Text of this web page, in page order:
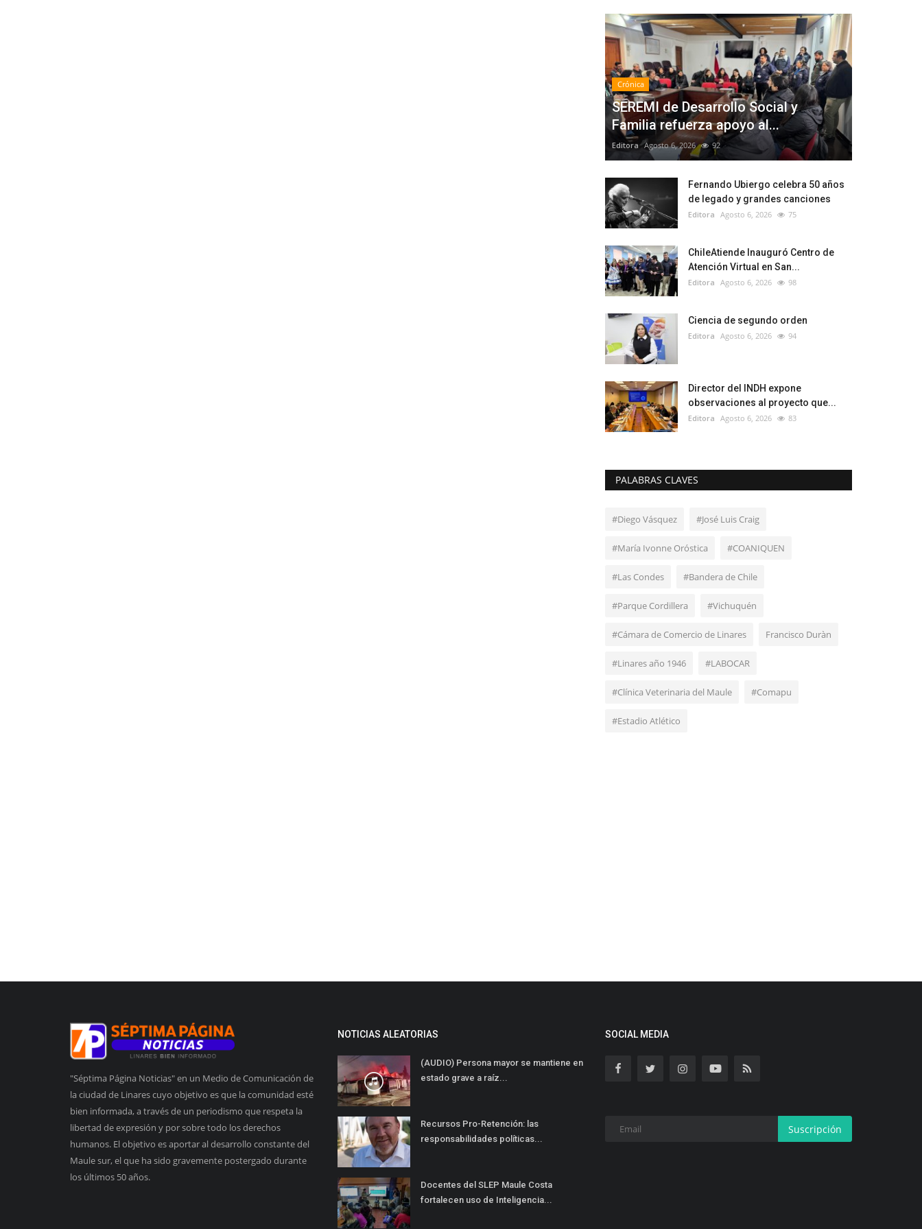
Crónica
SEREMI de Desarrollo Social y
Familia refuerza apoyo al...
Editora Agosto 6, 2026 92
Fernando Ubiergo celebra 50 años
de legado y grandes canciones
Editora Agosto 6, 2026 75
ChileAtiende Inauguró Centro de
Atención Virtual en San...
Editora Agosto 6, 2026 98
Ciencia de segundo orden
Editora Agosto 6, 2026 94
Director del INDH expone
observaciones al proyecto que...
Editora Agosto 6, 2026 83
PALABRAS CLAVES
#Diego Vásquez #José Luis Craig
#María Ivonne Oróstica #COANIQUEN
#Las Condes #Bandera de Chile
#Parque Cordillera #Vichuquén
#Cámara de Comercio de Linares Francisco Duràn
#Linares año 1946 #LABOCAR
#Clínica Veterinaria del Maule #Comapu
#Estadio Atlético
"Séptima Página Noticias" en un Medio de Comunicación de
la ciudad de Linares cuyo objetivo es que la comunidad esté
bien informada, a través de un periodismo que respeta la
libertad de expresión y por sobre todo los derechos
humanos. El objetivo es aportar al desarrollo constante del
Maule sur, el que ha sido gravemente postergado durante
los últimos 50 años.
NOTICIAS ALEATORIAS
(AUDIO) Persona mayor se mantiene en
estado grave a raíz...
Recursos Pro-Retención: las
responsabilidades políticas...
Docentes del SLEP Maule Costa
fortalecen uso de Inteligencia...
SOCIAL MEDIA
Suscripción